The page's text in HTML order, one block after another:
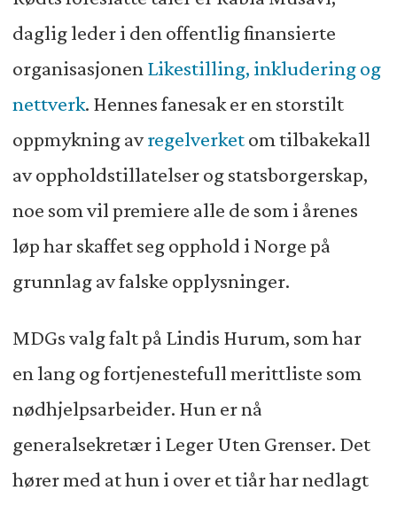
daglig leder i den offentlig finansierte
organisasjonen Likestilling, inkludering og
nettverk. Hennes fanesak er en storstilt
oppmykning avregelverketom tilbakekall
av oppholdstillatelser og statsborgerskap,
noe som vil premiere alle de som i årenes
løp har skaffet seg opphold i Norge på
grunnlag av falske opplysninger.
MDGs valg falt på Lindis Hurum, som har
en lang og fortjenestefull merittliste som
nødhjelpsarbeider. Hun er nå
generalsekretær i Leger Uten Grenser. Det
hører med at hun i over et tiår har nedlagt